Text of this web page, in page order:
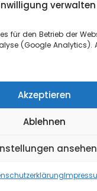
verwalten
für den Betrieb der
(Google Analytics).
Akzeptieren
Ablehnen
ansehen
gebracht wird.
Schnell erreichbar
und Kreis
20 345